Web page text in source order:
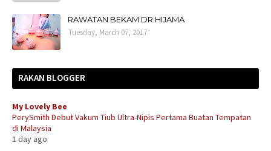
RAWATAN BEKAM DR HIJAMA
Tuesday, March 07, 2017
RAKAN BLOGGER
My Lovely Bee
PerySmith Debut Vakum Tiub Ultra-Nipis Pertama Buatan Tempatan
di Malaysia
1 day ago